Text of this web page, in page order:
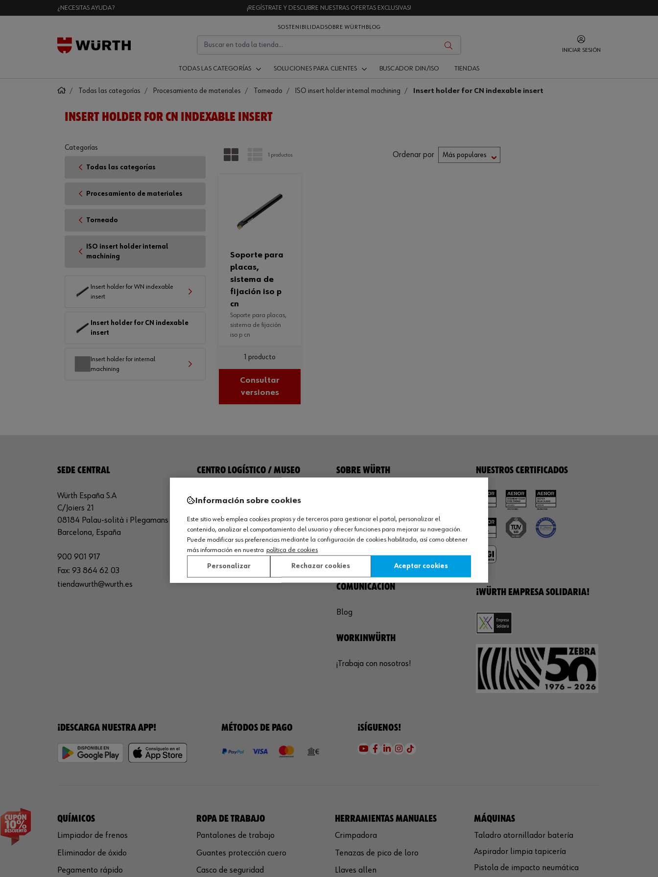
¿NECESITAS AYUDA? ¡REGÍSTRATE Y DESCUBRE NUESTRAS OFERTAS EXCLUSIVAS!
SOSTENIBILIDADSOBRE WÜRTH BLOG
INICIAR SESIÓN
TODAS LAS CATEGORÍAS SOLUCIONES PARA CLIENTES BUSCADOR DIN/ISO TIENDAS
Todas las categorías Procesamiento de materiales Torneado ISO insert holder internal machining Insert holder for CN indexable insert
INSERT HOLDER FOR CN INDEXABLE INSERT
PARRILLA LISTA
1 productos Ordenar por
soporte para
placas,
sistema de
fijación iso p
cn
soporte para placas,
sistema de fijación
iso p cn
1 producto
Consultar
versiones
Categorías
Todas las categorías
Procesamiento de materiales
Torneado
ISO insert holder internal
machining
Insert holder for WN indexable
insert
Insert holder for CN indexable
insert
Insert holder for internal
machining
SEDE CENTRAL
Würth España S.A
C/Joiers 21
08184 Palau-solità i Plegamans
Barcelona, España
900 901 917
Fax: 93 864 62 03
tiendawurth@wurth.es
CENTRO LOGÍSTICO / MUSEO
Würth España S.A
26150 Sequero, El (Agoncillo)
La Rioja, España
94 101 03 01
sede_agoncillo@wurth.es
SOBRE WÜRTH
Ayuda
Compliance
Sostenibilidad
COMUNICACIÓN
Blog
WORKINWÜRTH
¡Trabaja con nosotros!
NUESTROS CERTIFICADOS
¡WÜRTH EMPRESA SOLIDARIA!
¡DESCARGA NUESTRA APP! MÉTODOS DE PAGO ¡SÍGUENOS!
QUÍMICOS
Limpiador de frenos
Eliminador de óxido
Pegamento rápido
ROPA DE TRABAJO
Pantalones de trabajo
Guantes protección cuero
Casco de seguridad
HERRAMIENTAS MANUALES
Crimpadora
Tenazas de pico de loro
Llaves allen
MÁQUINAS
Taladro atornillador batería
Aspirador limpia tapicería
Pistola de impacto neumática
Información sobre cookies
Este sitio web emplea cookies propias y de terceros para gestionar el portal, personalizar el
contenido, analizar el comportamiento del usuario y ofrecer funciones para mejorar su navegación.
Puede modificar sus preferencias mediante la configuración de cookies habilitada, así como obtener
más información en nuestra política de cookies
Personalizar Rechazar cookies Aceptar cookies